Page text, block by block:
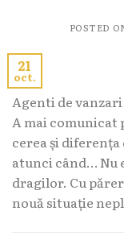
POSTED
21
oct.
Agenti de
A mai comunicat
cerea și
atunci când… Nu
dragilor. Cu
nouă situație